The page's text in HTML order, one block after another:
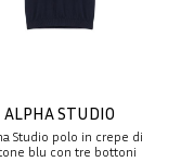
ALPHA STUDIO
Studio polo in crepe di
blu con tre bottoni